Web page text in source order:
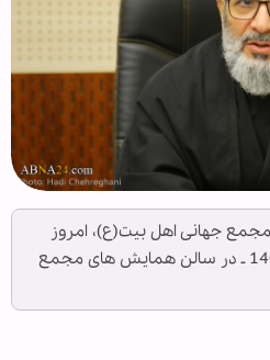
مجمع جهانی اهل بیت(ع)، امروز
بیست و هفتم بهمن ماه 1401 ـ در سالن همایش های مجمع